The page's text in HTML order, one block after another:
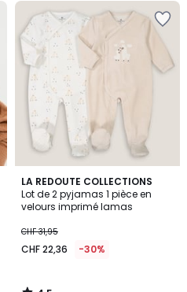
LA REDOUTE COLLECTIONS
Lot de 2 pyjamas 1 pièce en
velours imprimé lamas
CHF 31,95
CHF 22,36 -30%
4,5
/ 5